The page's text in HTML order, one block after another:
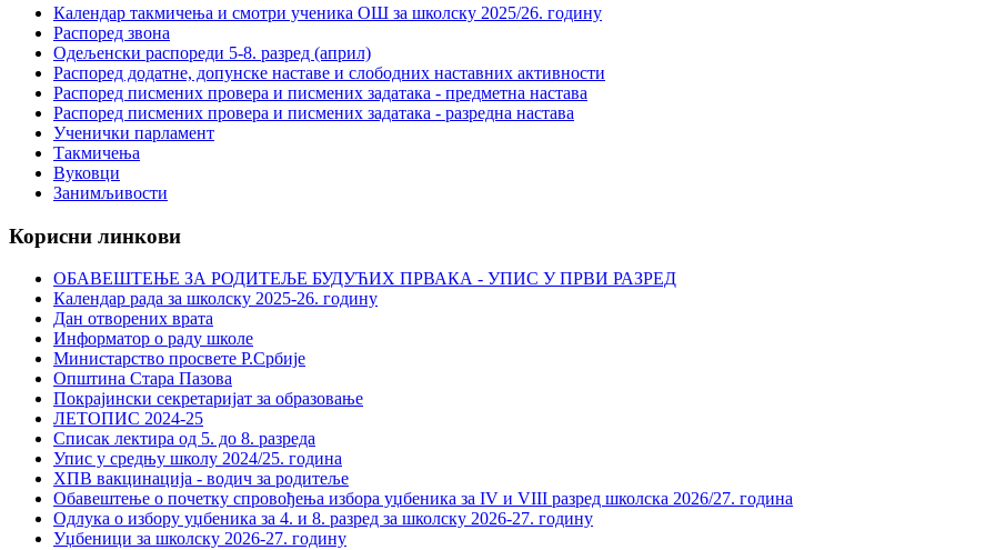
Календар такмичења и смотри ученика ОШ за школску 2025/26. годину
Распоред звона
Одељенски распореди 5-8. разред (април)
Распоред додатне, допунске наставе и слободних наставних активности
Распоред писмених провера и писмених задатака - предметна настава
Распоред писмених провера и писмених задатака - разредна настава
Ученички парламент
Такмичења
Вуковци
Занимљивости
Корисни линкови
ОБАВЕШТЕЊЕ ЗА РОДИТЕЉЕ БУДУЋИХ ПРВАКА - УПИС У ПРВИ РАЗРЕД
Календар рада за школску 2025-26. годину
Дан отворених врата
Информатор о раду школе
Министарство просвете Р.Србије
Општина Стара Пазова
Покрајински секретаријат за образовање
ЛЕТОПИС 2024-25
Списак лектира од 5. до 8. разреда
Упис у средњу школу 2024/25. година
ХПВ вакцинација - водич за родитеље
Обавештење о почетку спровођења избора уџбеника за IV и VIII разред школска 2026/27. година
Одлука о избору уџбеника за 4. и 8. разред за школску 2026-27. годину
Уџбеници за школску 2026-27. годину